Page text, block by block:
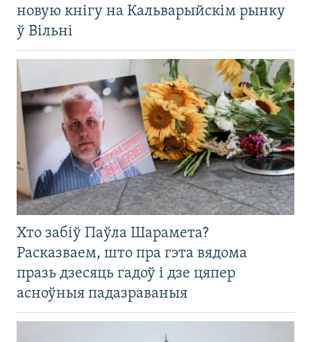
новую кнігу на Кальварыйскім рынку
ў Вільні
Хто забіў Паўла Шарамета?
Расказваем, што пра гэта вядома
празь дзесяць гадоў і дзе цяпер
асноўныя падазраваныя